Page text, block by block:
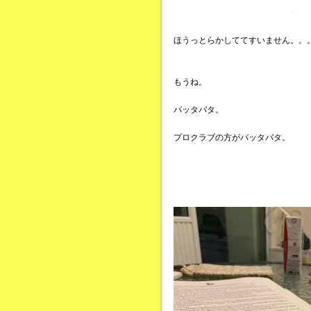
ほうっとらかしててすいません。。
もうね。
バッタバタ。
プロクラブの方がバッタバタ。